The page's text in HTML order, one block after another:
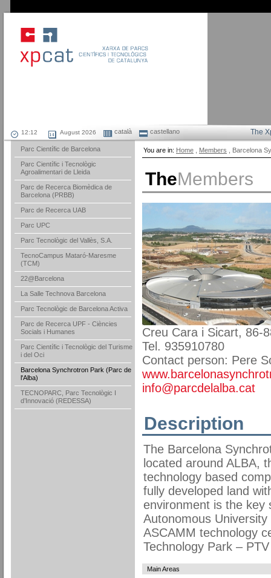
August 2026 català castellano The
Parc Científic de Barcelona
Parc Científic i Tecnològic
Agroalimentari de Lleida
Parc de Recerca Biomèdica de
Barcelona (PRBB)
Parc de Recerca UAB
Parc UPC
Parc Tecnològic del Vallès, S.A.
TecnoCampus Mataró-Maresme
(TCM)
22@Barcelona
La Salle Technova Barcelona
Parc Tecnològic de Barcelona Activa
Parc de Recerca UPF - Ciències
Socials i Humanes
Parc Científic i Tecnològic del Turisme
i del Oci
Barcelona Synchrotron Park (Parc de
l'Alba)
TECNOPARC, Parc Tecnològic I
d’Innovació (REDESSA)
You are in: Home Members , Barcelona
TheMembers
Creu Cara i Sicart, 86-
Tel. 935910780
Contact person: Pere
info@parcdelalba.cat
Description
The Barcelona
located around ALBA,
technology based
fully developed land
environment is the key
Autonomous
ASCAMM technology
Technology Park –
Main Areas